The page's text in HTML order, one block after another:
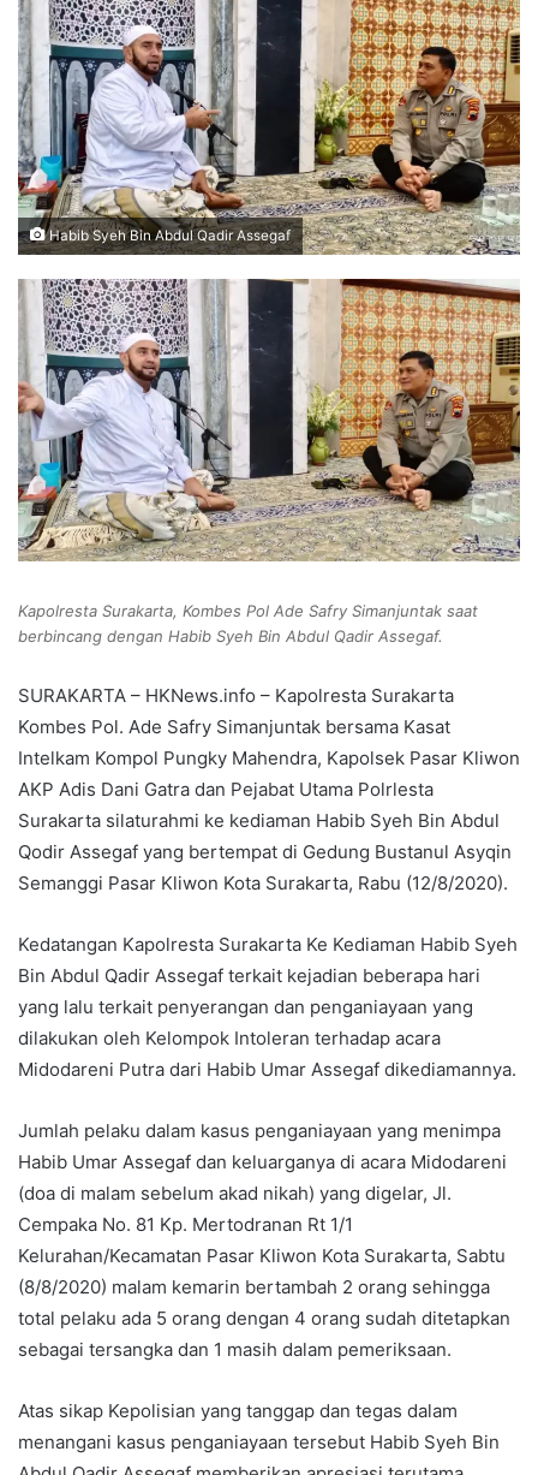
Habib Syeh Bin Abdul Qadir Assegaf
Kapolresta Surakarta, Kombes Pol Ade Safry Simanjuntak saat
berbincang dengan Habib Syeh Bin Abdul Qadir Assegaf.
SURAKARTA – HKNews.info – Kapolresta Surakarta
Kombes Pol. Ade Safry Simanjuntak bersama Kasat
Intelkam Kompol Pungky Mahendra, Kapolsek Pasar Kliwon
AKP Adis Dani Gatra dan Pejabat Utama Polrlesta
Surakarta silaturahmi ke kediaman Habib Syeh Bin Abdul
Qodir Assegaf yang bertempat di Gedung Bustanul Asyqin
Semanggi Pasar Kliwon Kota Surakarta, Rabu (12/8/2020).
Kedatangan Kapolresta Surakarta Ke Kediaman Habib Syeh
Bin Abdul Qadir Assegaf terkait kejadian beberapa hari
yang lalu terkait penyerangan dan penganiayaan yang
dilakukan oleh Kelompok Intoleran terhadap acara
Midodareni Putra dari Habib Umar Assegaf dikediamannya.
Jumlah pelaku dalam kasus penganiayaan yang menimpa
Habib Umar Assegaf dan keluarganya di acara Midodareni
(doa di malam sebelum akad nikah) yang digelar, Jl.
Cempaka No. 81 Kp. Mertodranan Rt 1/1
Kelurahan/Kecamatan Pasar Kliwon Kota Surakarta, Sabtu
(8/8/2020) malam kemarin bertambah 2 orang sehingga
total pelaku ada 5 orang dengan 4 orang sudah ditetapkan
sebagai tersangka dan 1 masih dalam pemeriksaan.
Atas sikap Kepolisian yang tanggap dan tegas dalam
menangani kasus penganiayaan tersebut Habib Syeh Bin